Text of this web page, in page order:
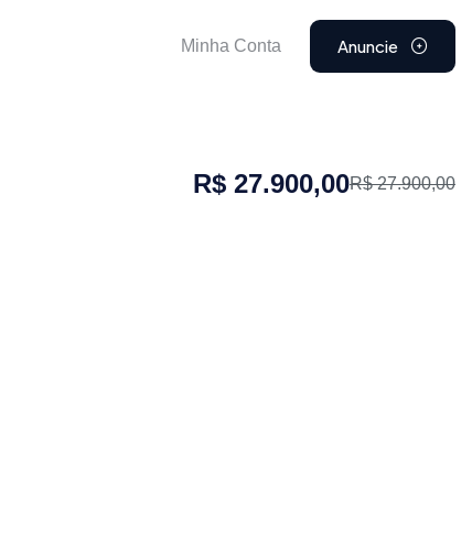
Minha Conta Anuncie
R$ 27.900,00R$ 27.900,00